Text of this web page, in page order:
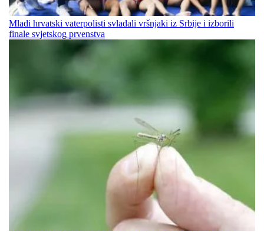
Mladi hrvatski vaterpolisti svladali vršnjaki iz Srbije i izborili
finale svjetskog prvenstva